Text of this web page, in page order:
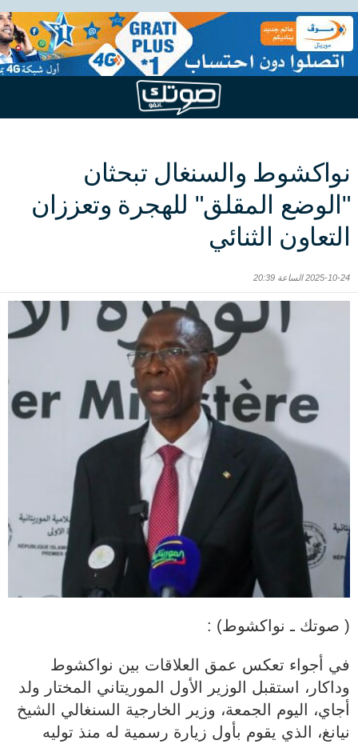
نواكشوط والسنغال تبحثان
"الوضع المقلق" للهجرة وتعززان
التعاون الثنائي
2025-10-24 الساعة 20:39
( صوتك ـ نواكشوط) :
في أجواء تعكس عمق العلاقات بين نواكشوط
وداكار، استقبل الوزير الأول الموريتاني المختار ولد
أجاي، اليوم الجمعة، وزير الخارجية السنغالي الشيخ
نيانغ، الذي يقوم بأول زيارة رسمية له منذ توليه